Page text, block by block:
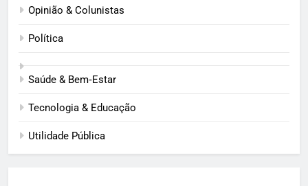
Opinião & Colunistas
Política
Saúde & Bem‑Estar
Tecnologia & Educação
Utilidade Pública